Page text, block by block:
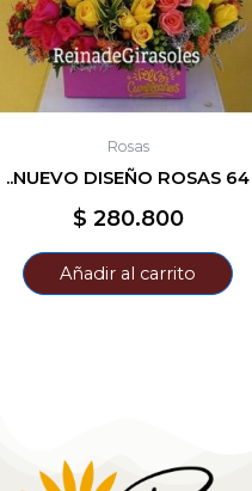
Rosas
..NUEVO DISEÑO ROSAS 64
$ 280.800
Añadir al carrito